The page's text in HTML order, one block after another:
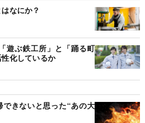
なにか？
遊ぶ鉄工所」と「踊る町
化しているか
できないと思った“あの大